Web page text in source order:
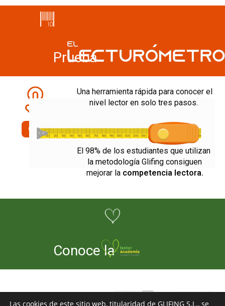
Prueba
Clica
Una herramienta rápida para conocer el
nivel lector en solo tres pasos.
El 98% de los estudiantes que utilizan
la metodología Glifing consiguen
mejorar la competencia lectora.
Conoce la
Las cookies de este sitio web, titularidad de GLIFING S.L., se